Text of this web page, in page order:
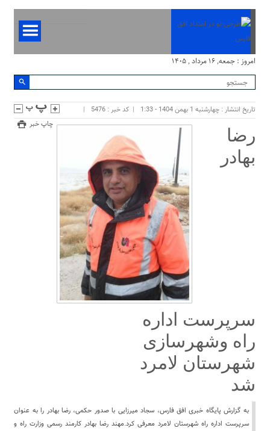
امروز : جمعه, ۱۶ مرداد , ۱۴۰۵
تاریخ انتشار : چهارشنبه 1 بهمن 1404 - 1:33
کد خبر : 5476
چاپ خبر
رضا
بهادر
سرپرست اداره
راه وشهرسازی
شهرستان لامرد
شد
به گزارش پایگاه خبری افق فارس، سجاد میرزایی با صدور حکمی، رضا بهادر را به عنوان
سرپرست اداره راه شهرستان لامرد معرفی کرد.مهند رضا بهادر کارمند رسمی وزارت‌ راه و